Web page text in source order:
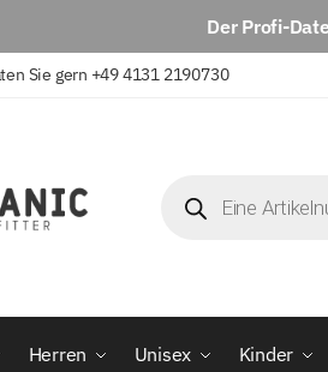
Der Profi-
Sie gern +49 4131 2190730
Herren Unisex Kinder